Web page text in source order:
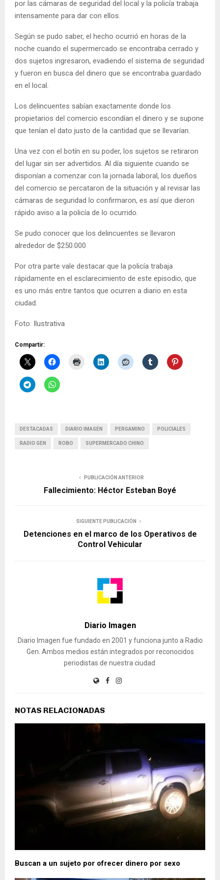
por las cámaras de seguridad del local y la policía trabaja
intensamente para dar con ellos.
Según se pudo saber, el hecho ocurrió en horas de la
noche cuando el supermercado se encontraba cerrado y
dos sujetos ingresaron, evadiendo el sistema de seguridad
y fueron en busca del dinero que se encontraba guardado
en el local.
Los delincuentes sabían exactamente donde los
propietarios del comercio escondían el dinero y se supone
que tenían el dato justo de la cantidad que se llevarían.
Una vez con el botín en su poder, los sujetos se retiraron
del lugar sin ser advertidos. Al día siguiente cuando se
disponían a comenzar con la jornada laboral, los dueños
del comercio se percataron de la situación y al revisar las
cámaras de seguridad lo confirmaron, es así que dieron
rápido aviso a la policía de lo ocurrido.
Se pudo conocer que los delincuentes se llevaron
alrededor de $250.000
Por otra parte vale destacar que la policía trabaja
rápidamente en el esclarecimiento de este episodio, que
es uno más entre tantos que ocurren a diario en esta
ciudad.
Foto: Ilustrativa
Compartir:
DESTACADAS DIARIO IMAGEN PERGAMINO POLICIALES
RADIO GEN ROBO SUPERMERCADO CHINO
PUBLICACIÓN ANTERIOR
Fallecimiento: Héctor Esteban Boyé
SIGUIENTE PUBLICACIÓN
Detenciones en el marco de los Operativos de
Control Vehicular
Diario Imagen
Diario Imagen fue fundado en 2001 y funciona junto a Radio
Gen. Ambos medios están integrados por reconocidos
periodistas de nuestra ciudad.
NOTAS RELACIONADAS
Buscan a un sujeto por ofrecer dinero por sexo